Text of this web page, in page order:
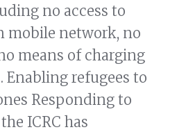
no access to
mobile network, no
means of charging
Enabling refugees to
Responding to
ICRC has